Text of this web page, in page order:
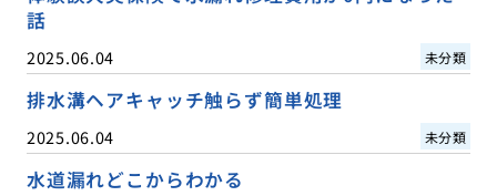
話
2025.06.04 未分類
排水溝ヘアキャッチ触らず簡単処理
2025.06.04 未分類
水道漏れどこからわかる